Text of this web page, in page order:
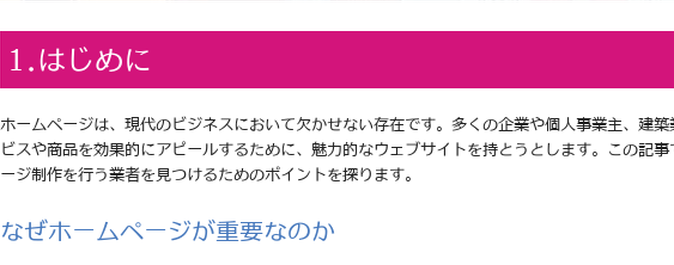
1.はじめに
ホームページは、現代のビジネスにおいて欠かせない存在です。多くの企業や個人事業主、建
ビスや商品を効果的にアピールするために、魅力的なウェブサイトを持とうとします。この記
ージ制作を行う業者を見つけるためのポイントを探ります。
なぜホームページが重要なのか